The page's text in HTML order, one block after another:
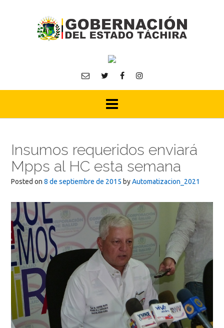
Insumos requeridos enviará
Mpps al HC esta semana
Posted on 8 de septiembre de 2015 byAutomatizacion_2021